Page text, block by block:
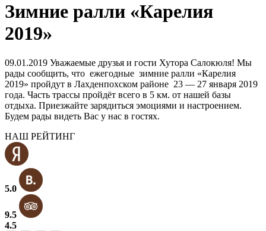
Зимние ралли «Карелия
2019»
09.01.2019 Уважаемые друзья и гости Хутора Салокюля! Мы
рады сообщить, что ежегодные зимние ралли «Карелия
2019» пройдут в Лахденпохском районе 23 — 27 января 2019
года. Часть трассы пройдёт всего в 5 км. от нашей базы
отдыха. Приезжайте зарядиться эмоциями и настроением.
Будем рады видеть Вас у нас в гостях.
НАШ РЕЙТИНГ
5.0
9.5
4.5